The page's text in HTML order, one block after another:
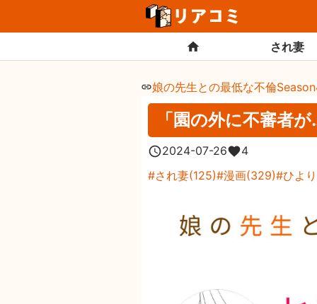
され妻
娘の先生との最低な不倫
「園の外に不審者
2024-07-26
4
され妻(125) 漫画(329) ひより